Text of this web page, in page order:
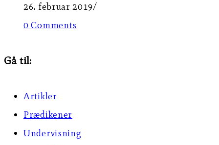
26. februar 2019/
0 Comments
Gå til:
Artikler
Prædikener
Undervisning